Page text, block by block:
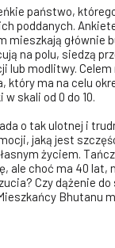
państwo,
poddanych.
mieszkają głównie
na polu, siedzą
lub modlitwy.
który ma na celu
skali od 0 do 10.
o tak ulotnej i
jaką jest
życiem.
ale choć ma 40 lat,
Czy dążenie
Bhutanu